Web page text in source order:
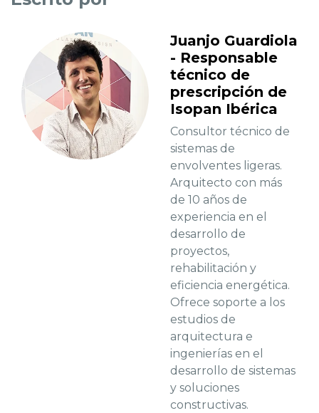
Juanjo Guardiola
- Responsable
técnico de
prescripción de
Isopan Ibérica
Consultor técnico de
sistemas de
envolventes ligeras.
Arquitecto con más
de 10 años de
experiencia en el
desarrollo de
proyectos,
rehabilitación y
eficiencia energética.
Ofrece soporte a los
estudios de
arquitectura e
ingenierías en el
desarrollo de sistemas
y soluciones
constructivas.